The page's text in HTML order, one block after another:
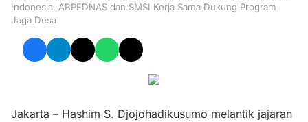
Indonesia, ABPEDNAS dan SMSI Kerja Sama Dukung Program
Jaga Desa
Jakarta – Hashim S. Djojohadikusumo melantik jajaran